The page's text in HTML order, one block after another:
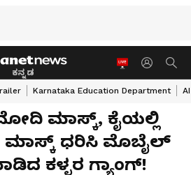
ಕನ್ನಡ
Karnataka Education Department
ಮಾಸ್ಕ್, ಕೈಯಲ್ಲಿ
ಮಾಸ್ಕ್ ಧರಿಸಿ ಮೊಬೈಲ್
ಕಳ್ಳರ ಗ್ಯಾಂಗ್!